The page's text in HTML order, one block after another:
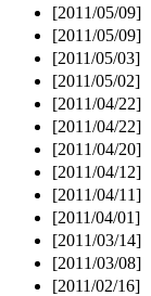
[2011/05/09]
[2011/05/09]
[2011/05/03]
[2011/05/02]
[2011/04/22]
[2011/04/22]
[2011/04/20]
[2011/04/12]
[2011/04/11]
[2011/04/01]
[2011/03/14]
[2011/03/08]
[2011/02/16]